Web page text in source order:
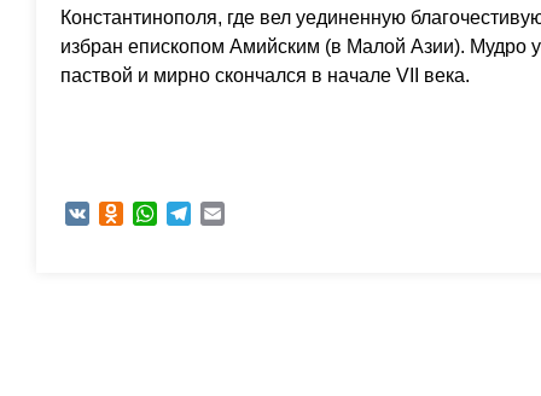
Константинополя, где вел уединенную
избран епископом Амийским (в Малой Азии). Мудро
паствой и мирно скончался в начале VII века.
VK Odnoklassniki
WhatsAppTelegram